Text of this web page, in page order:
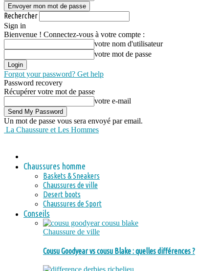
Rechercher
Sign in
Bienvenue ! Connectez-vous à votre compte :
votre nom d'utilisateur
votre mot de passe
Forgot your password? Get help
Password recovery
Récupérer votre mot de passe
votre e-mail
Un mot de passe vous sera envoyé par email.
La Chaussure et Les Hommes
Chaussures homme
Baskets & Sneakers
Chaussures de ville
Desert boots
Chaussures de Sport
Conseils
Chaussure de ville
Cousu Goodyear vs cousu Blake : quelles différences ?